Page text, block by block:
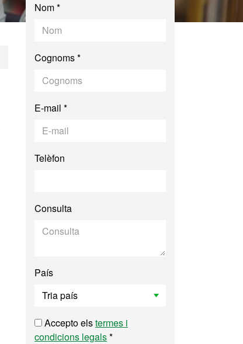
Nom *
Cognoms *
E-mail *
Telèfon
Consulta
País
Accepto elstermes i
condicions legals*